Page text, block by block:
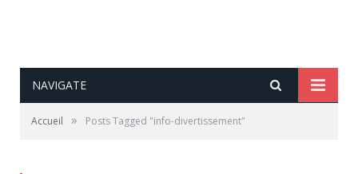
NAVIGATE
Accueil » Posts Tagged "info-divertissement"